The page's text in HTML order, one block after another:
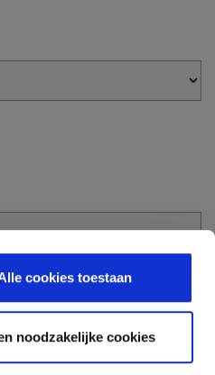
cookies toestaan
noodzakelijke cookies